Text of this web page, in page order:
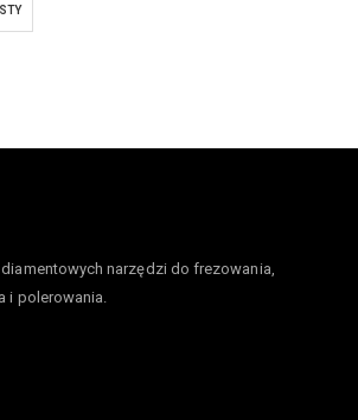
narzędzi do frezowania,
i polerowania.